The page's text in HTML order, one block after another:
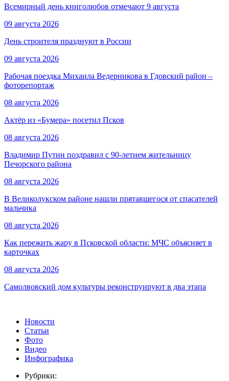
Всемирный день книголюбов отмечают 9 августа
09 августа 2026
День строителя празднуют в России
09 августа 2026
Рабочая поездка Михаила Ведерникова в Гдовский район –
фоторепортаж
08 августа 2026
Актёр из «Бумера» посетил Псков
08 августа 2026
Владимир Путин поздравил с 90-летием жительницу
Печорского района
08 августа 2026
В Великолукском районе нашли прятавшегося от спасателей
мальчика
08 августа 2026
Как пережить жару в Псковской области: МЧС объясняет в
карточках
08 августа 2026
Самолвовский дом культуры реконструируют в два этапа
Новости
Статьи
Фото
Видео
Инфографика
Рубрики: